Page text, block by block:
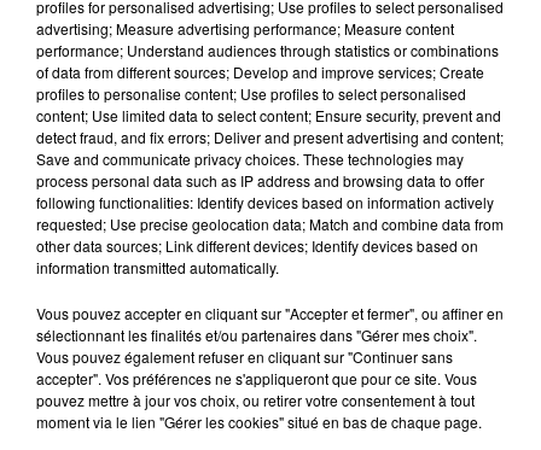
L'info près de chez vous.
La réaction d'Emmanuelle Ménard Maire de Bressuire
suite à la découverte en fin de semaine dernière d'une
étoile de David sur un des murs de l'Eglise de la ville.
Le périple a tourné au calvaire. 6 membres des
SeinGlés étaient au Maroc pour un trek de
sensibilisation à la lutte contre le cancer du sein mais
plusieurs participantes sont tombées malades et
certaines rapatriées d'urgence.
engagement en faveur de la sureté et la sécurité dans
les lycées après l'assassinat de Dominique Bernard
dans son lycée d’Arras.
Aujourd'hui a débuté la Semaine Nationale de l’Emploi
Agroalimentaire. A Bressuire par exemple ce lundi, la
profiles for personalised advertising; Use profiles to select personalised
advertising; Measure advertising performance; Measure content
performance; Understand audiences through statistics or combinations
of data from different sources; Develop and improve services; Create
profiles to personalise content; Use profiles to select personalised
content; Use limited data to select content; Ensure security, prevent and
detect fraud, and fix errors; Deliver and present advertising and content;
Save and communicate privacy choices. These technologies may
process personal data such as IP address and browsing data to offer
following functionalities: Identify devices based on information actively
requested; Use precise geolocation data; Match and combine data from
other data sources; Link different devices; Identify devices based on
information transmitted automatically.
Vous pouvez accepter en cliquant sur "Accepter et fermer", ou affiner en
sélectionnant les finalités et/ou partenaires dans "Gérer mes choix".
Vous pouvez également refuser en cliquant sur "Continuer sans
accepter". Vos préférences ne s'appliqueront que pour ce site. Vous
pouvez mettre à jour vos choix, ou retirer votre consentement à tout
moment via le lien "Gérer les cookies" situé en bas de chaque page.